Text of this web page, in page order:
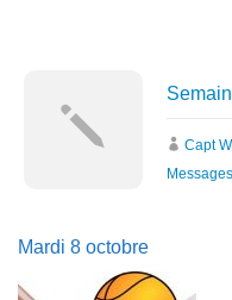
Capt
Mardi 8 octobre